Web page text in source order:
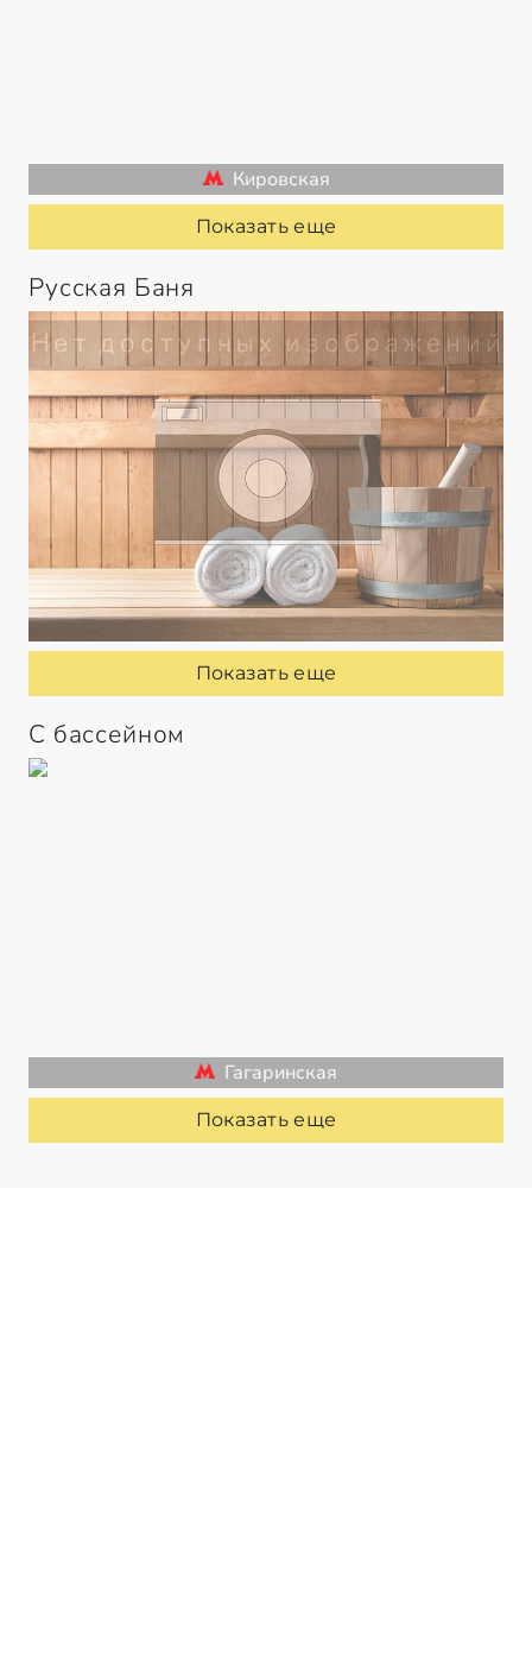
Кировская
Показать еще
Русская Баня
Показать еще
С бассейном
Гагаринская
Показать еще